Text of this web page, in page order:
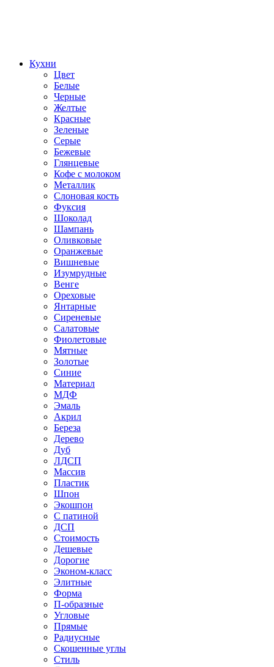
Кухни
Цвет
Белые
Черные
Желтые
Красные
Зеленые
Серые
Бежевые
Глянцевые
Кофе с молоком
Металлик
Слоновая кость
Фуксия
Шоколад
Шампань
Оливковые
Оранжевые
Вишневые
Изумрудные
Венге
Ореховые
Янтарные
Сиреневые
Салатовые
Фиолетовые
Мятные
Золотые
Синие
Материал
МДФ
Эмаль
Акрил
Береза
Дерево
Дуб
ЛДСП
Массив
Пластик
Шпон
Экошпон
С патиной
ДСП
Стоимость
Дешевые
Дорогие
Эконом-класс
Элитные
Форма
П-образные
Угловые
Прямые
Радиусные
Скошенные углы
Стиль